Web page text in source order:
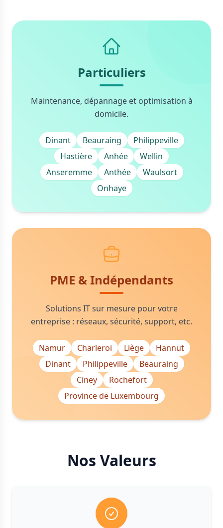
Particuliers
Maintenance, dépannage et optimisation à
domicile.
Dinant Beauraing
Philippeville
Hastière
Anhée
Wellin
Anseremme
Anthée
Waulsort
Onhaye
PME & Indépendants
Solutions IT sur mesure pour votre
entreprise : réseaux, sécurité, support, etc.
Namur Charleroi Liège
Hannut
Dinant
Philippeville
Beauraing
Ciney
Rochefort
Province de Luxembourg
Nos Valeurs